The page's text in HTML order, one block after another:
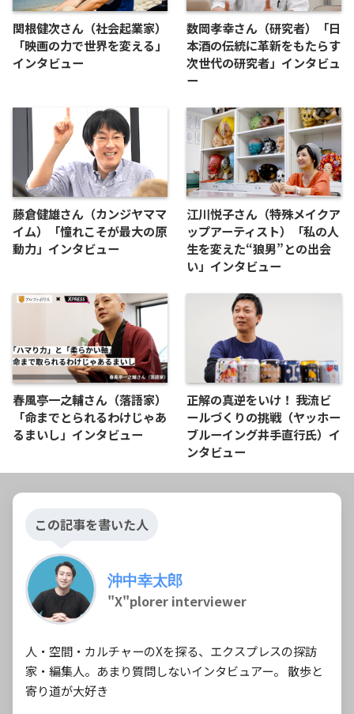
関根健次さん（社会起業家）
「映画の力で世界を変える」
インタビュー
数岡孝幸さん（研究者）「日
本酒の伝統に革新をもたらす
次世代の研究者」インタビュ
ー
藤倉健雄さん（カンジヤママ
イム）「憧れこそが最大の原
動力」インタビュー
江川悦子さん（特殊メイクア
ップアーティスト）「私の人
生を変えた“狼男”との出会
い」インタビュー
春風亭一之輔さん（落語家）
「命までとられるわけじゃあ
るまいし」インタビュー
正解の真逆をいけ！ 我流ビ
ールづくりの挑戦（ヤッホー
ブルーイング井手直行氏）イ
ンタビュー
この記事を書いた人
沖中幸太郎
"X"plorer interviewer
人・空間・カルチャーのXを探る、エクスプレスの探訪
家・編集人。あまり質問しないインタビュアー。 散歩と
寄り道が大好き